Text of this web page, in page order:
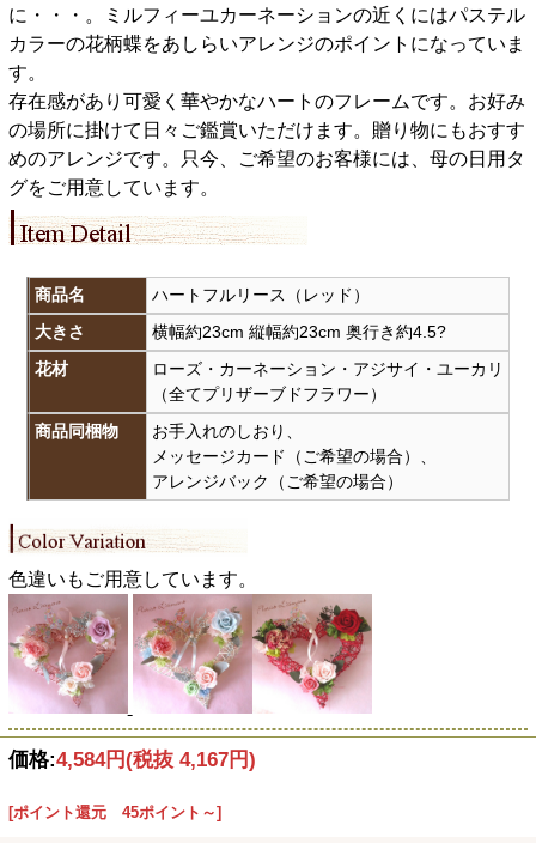
に・・・。ミルフィーユカーネーションの近くにはパステル
カラーの花柄蝶をあしらいアレンジのポイントになっていま
す。
存在感があり可愛く華やかなハートのフレームです。お好み
の場所に掛けて日々ご鑑賞いただけます。贈り物にもおすす
めのアレンジです。只今、ご希望のお客様には、母の日用タ
グをご用意しています。
商品名
ハートフルリース（レッド）
大きさ
横幅約23cm 縦幅約23cm 奥行き約4.5?
花材
ローズ・カーネーション・アジサイ・ユーカリ
（全てプリザーブドフラワー）
商品同梱物
お手入れのしおり、
メッセージカード（ご希望の場合）、
アレンジバック（ご希望の場合）
色違いもご用意しています。
価格:4,584円(税抜 4,167円)
[ポイント還元 45ポイント～]